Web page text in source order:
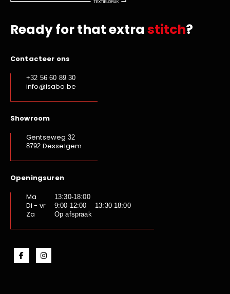
Ready for that extra stitch?
Contacteer ons
+32 56 60 89 30
info@isabo.be
Showroom
Gentseweg 32
8792 Desselgem
Openingsuren
Ma
13:30-18:00
Di - vr 9:00-12:00 13:30-18:00
Za Op afspraak